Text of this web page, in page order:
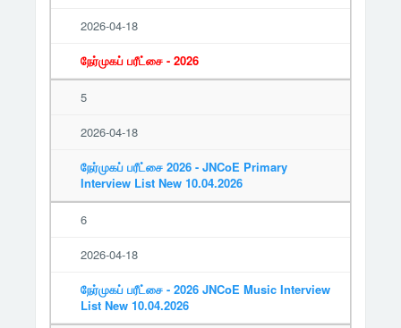
2026-04-18
நேர்முகப் பரீட்சை - 2026
5
2026-04-18
நேர்முகப் பரீட்சை 2026 - JNCoE Primary
Interview List New 10.04.2026
6
2026-04-18
நேர்முகப் பரீட்சை - 2026 JNCoE Music Interview
List New 10.04.2026